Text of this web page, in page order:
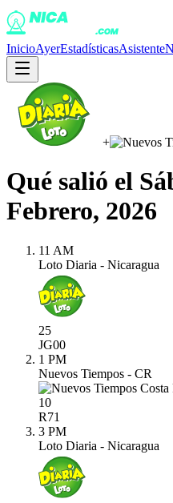
InicioAyerEstadísticasAsistente
+
Qué salió el
Febrero, 2026
11 AM
Loto Diaria - Nicaragua
25
JG00
1 PM
Nuevos Tiempos - CR
10
R71
3 PM
Loto Diaria - Nicaragua